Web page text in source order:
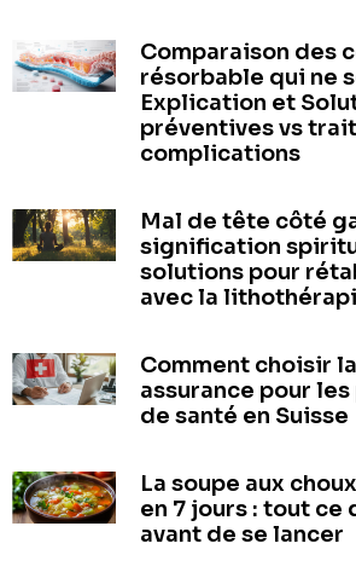
Comparaison des
résorbable qui ne
Explication et
préventives vs
complications
Mal de tête côté
signification
solutions pour
avec la
Comment choisir
assurance pour
de santé en Suisse
La soupe aux
en 7 jours : tout ce
avant de se lancer